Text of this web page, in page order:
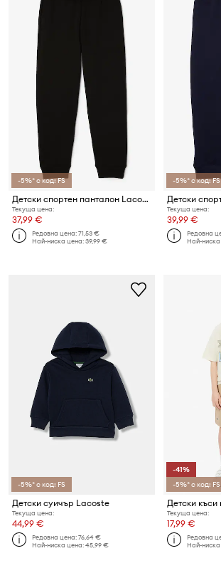
-5%* с код: FS
Детски спортен панталон Lacoste
Текуща цена:
37,99 €
Редовна цена:71,53 €
Най-ниска цена:39,99 €
-5%* с код: FS
Текуща цена:
39,99 €
Редовна
Най-
-5%* с код: FS
Детски суичър Lacoste
Текуща цена:
44,99 €
Редовна цена:76,64 €
Най-ниска цена:45,99 €
-41%
-5%* с код: FS
Детски
Текуща цена:
17,99 €
Редовна
Най-